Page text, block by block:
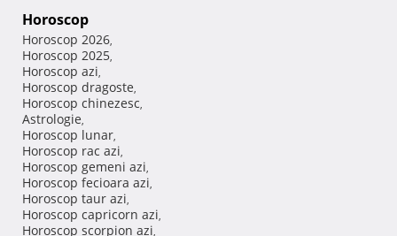
Horoscop
Horoscop 2026,
Horoscop 2025,
Horoscop azi,
Horoscop dragoste,
Horoscop chinezesc,
Astrologie,
Horoscop lunar,
Horoscop rac azi,
Horoscop gemeni azi,
Horoscop fecioara azi,
Horoscop taur azi,
Horoscop capricorn azi,
Horoscop scorpion azi,